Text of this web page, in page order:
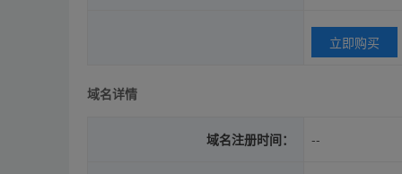
立即购买
域名详情
域名注册时间： --